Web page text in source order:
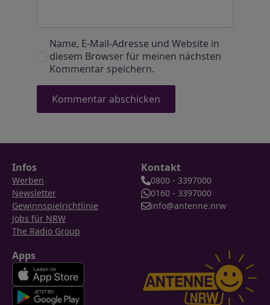
Name, E-Mail-Adresse und Website in
diesem Browser für meinen nächsten
Kommentar speichern.
Infos
Werben
Newsletter
Gewinnspielrichtlinie
Jobs für NRW
The Radio Group
Kontakt
0800 - 3397000
0160 - 3397000
info@antenne.nrw
Apps